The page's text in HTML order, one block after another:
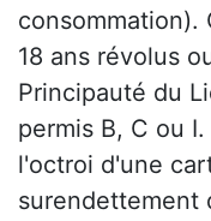
consommation).
18 ans révolus
Principauté du
permis B, C ou
l'octroi d'une
surendettement